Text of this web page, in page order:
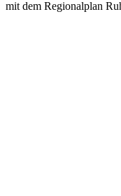
mit dem Regionalplan